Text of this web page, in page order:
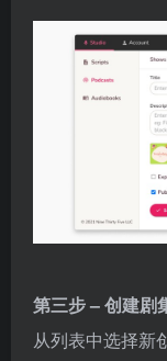
第三步 – 创建剧
从列表中选择新